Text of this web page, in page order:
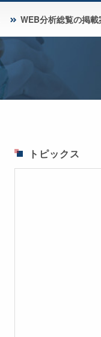
WEB分析総覧の掲載
トピックス